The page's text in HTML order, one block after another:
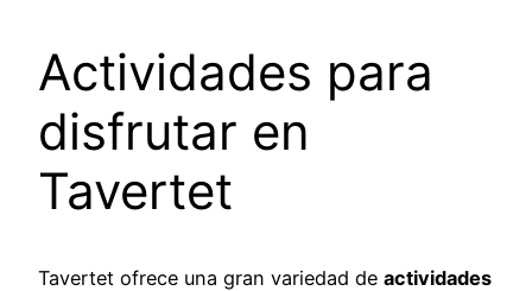
Actividades para
disfrutar en
Tavertet
Tavertet ofrece una gran variedad de actividades